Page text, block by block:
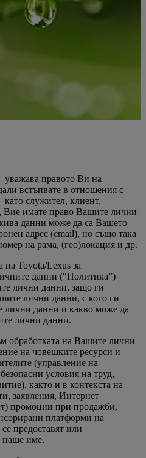
правото Ви на
встъпвате в отношения с
служител, клиент,
Вие имате право Вашите лични
данни може да са Вашето
адрес (email), но също така
на рама, (гео)локация и др.
Toyota/Lexus за
данни (“Политика”)
лични данни, защо ги
лични данни, с кого ги
лични данни и какво може да
лични данни.
обработката на Вашите лични
на човешките ресурси и
(управление на
условия на труд,
както и в контекста на
заявления, Интернет
промоции при продажби,
платформи на
предоставят или
наше име.